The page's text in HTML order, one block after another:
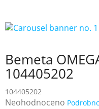
Bemeta
104405202
104405202
Průměrné
Neohodnoceno